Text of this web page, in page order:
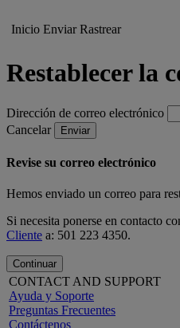
Inicio Enviar Rastrear
Restablecer la
Dirección de correo electrónico
Cancelar
Enviar
Revise su correo electrónico
Hemos enviado un correo para
Si necesita ponerse en contacto
Cliente a: 501 223 4350.
Continuar
CONTACT AND SUPPORT
Ayuda y Soporte
Preguntas Frecuentes
Contáctenos